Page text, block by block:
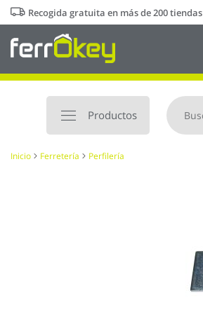
Ir
al
contenido
Recogida gratuita en más de 200 tiendas
Productos
Inicio Ferretería Perfilería